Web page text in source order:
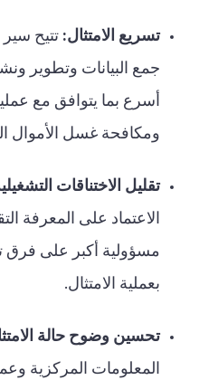
تسريع الامتثال: تتيح سير
جمع البيانات وتطوير
أسرع بما يتوافق مع
ومكافحة غسل الأموال
تقليل الاختناقات
الاعتماد على المعرفة
مسؤولية أكبر على فرق
بعملية الامتثال.
تحسين وضوح حالة
المعلومات المركزية